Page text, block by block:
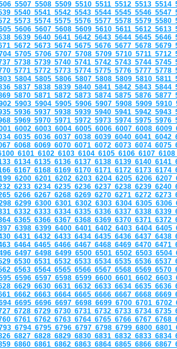
5507 5508 5509 5510 5511 5512 5513 5514
5540 5541 5542 5543 5544 5545 5546 5547
5573 5574 5575 5576 5577 5578 5579 5580
5606 5607 5608 5609 5610 5611 5612 5613
5639 5640 5641 5642 5643 5644 5645 5646
5672 5673 5674 5675 5676 5677 5678 5679
5705 5706 5707 5708 5709 5710 5711 5712
5738 5739 5740 5741 5742 5743 5744 5745
5771 5772 5773 5774 5775 5776 5777 5778
5804 5805 5806 5807 5808 5809 5810 5811
5837 5838 5839 5840 5841 5842 5843 5844
5870 5871 5872 5873 5874 5875 5876 5877
5903 5904 5905 5906 5907 5908 5909 5910
5936 5937 5938 5939 5940 5941 5942 5943
5969 5970 5971 5972 5973 5974 5975 5976
6002 6003 6004 6005 6006 6007 6008 6009
6035 6036 6037 6038 6039 6040 6041 6042
6068 6069 6070 6071 6072 6073 6074 6075
6101 6102 6103 6104 6105 6106 6107
6134 6135 6136 6137 6138 6139 6140 6141
6167 6168 6169 6170 6171 6172 6173 6174
6200 6201 6202 6203 6204 6205 6206 6207
6233 6234 6235 6236 6237 6238 6239 6240
6266 6267 6268 6269 6270 6271 6272 6273
6299 6300 6301 6302 6303 6304 6305 6306
6332 6333 6334 6335 6336 6337 6338 6339
6365 6366 6367 6368 6369 6370 6371 6372
6398 6399 6400 6401 6402 6403 6404 6405
6431 6432 6433 6434 6435 6436 6437 6438
6464 6465 6466 6467 6468 6469 6470 6471
6497 6498 6499 6500 6501 6502 6503 6504
6530 6531 6532 6533 6534 6535 6536 6537
6563 6564 6565 6566 6567 6568 6569 6570
6596 6597 6598 6599 6600 6601 6602 6603
6629 6630 6631 6632 6633 6634 6635 6636
6662 6663 6664 6665 6666 6667 6668 6669
6695 6696 6697 6698 6699 6700 6701 6702
6728 6729 6730 6731 6732 6733 6734 6735
6761 6762 6763 6764 6765 6766 6767 6768
6794 6795 6796 6797 6798 6799 6800 6801
6827 6828 6829 6830 6831 6832 6833 6834
6860 6861 6862 6863 6864 6865 6866 6867